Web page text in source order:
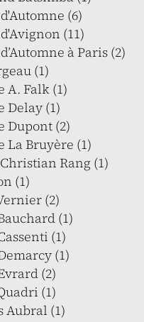
(6)
(11)
à Paris (2)
(1)
A. Falk (1)
Delay (1)
Dupont (2)
La Bruyère (1)
Rang (1)
(1)
(2)
(1)
(1)
(1)
(2)
(1)
Aubral (1)